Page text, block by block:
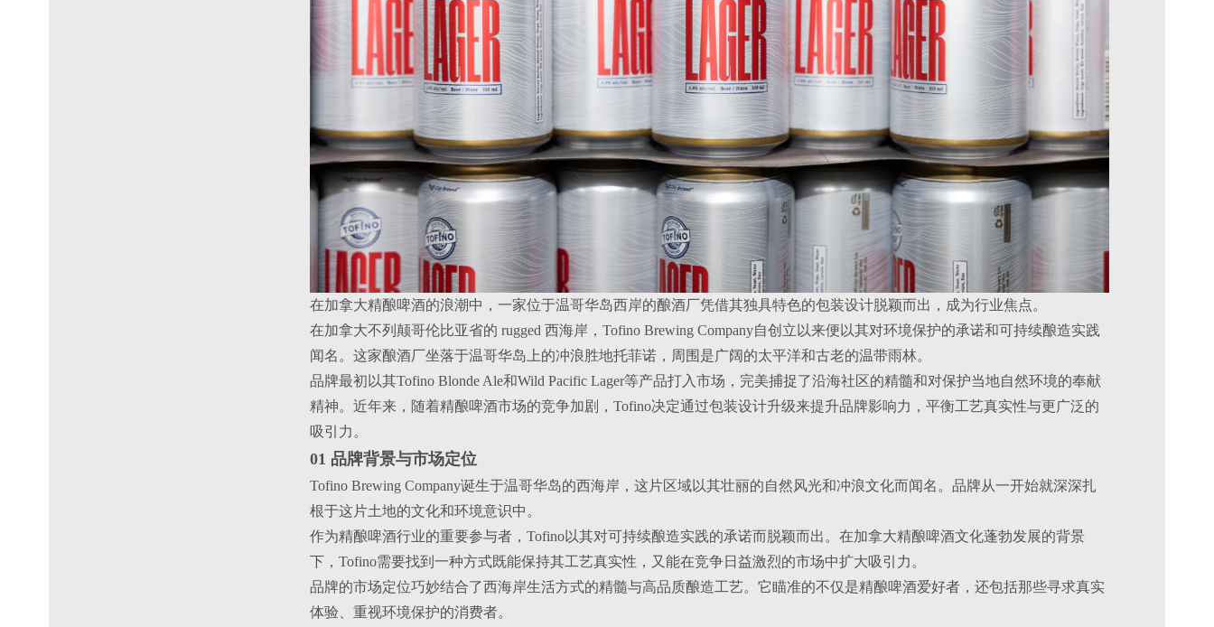
在加拿大精酿啤酒的浪潮中，一家位于温哥华岛西岸的酿酒厂凭借其独具特色的包装设计脱颖而出，成为行业焦点。
在加拿大不列颠哥伦比亚省的 rugged 西海岸，Tofino Brewing Company自创立以来便以其对环境保护的承诺和可持续酿造实践
闻名。这家酿酒厂坐落于温哥华岛上的冲浪胜地托菲诺，周围是广阔的太平洋和古老的温带雨林。
品牌最初以其Tofino Blonde Ale和Wild Pacific Lager等产品打入市场，完美捕捉了沿海社区的精髓和对保护当地自然环境的奉献
精神。近年来，随着精酿啤酒市场的竞争加剧，Tofino决定通过包装设计升级来提升品牌影响力，平衡工艺真实性与更广泛的
吸引力。
01 品牌背景与市场定位
Tofino Brewing Company诞生于温哥华岛的西海岸，这片区域以其壮丽的自然风光和冲浪文化而闻名。品牌从一开始就深深扎
根于这片土地的文化和环境意识中。
作为精酿啤酒行业的重要参与者，Tofino以其对可持续酿造实践的承诺而脱颖而出。在加拿大精酿啤酒文化蓬勃发展的背景
下，Tofino需要找到一种方式既能保持其工艺真实性，又能在竞争日益激烈的市场中扩大吸引力。
品牌的市场定位巧妙结合了西海岸生活方式的精髓与高品质酿造工艺。它瞄准的不仅是精酿啤酒爱好者，还包括那些寻求真实
体验、重视环境保护的消费者。